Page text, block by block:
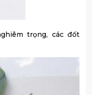
trọng, các đốt